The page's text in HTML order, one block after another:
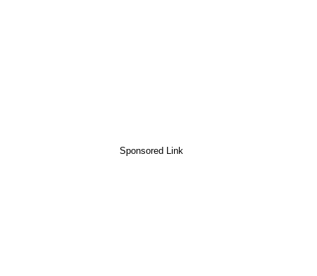
Sponsored Link